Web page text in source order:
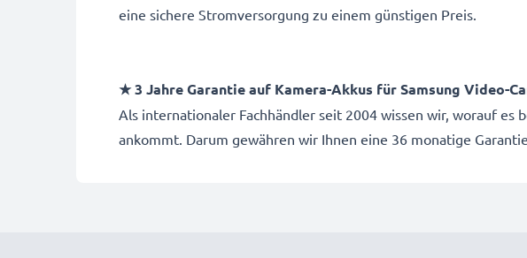
eine sichere Stromversorgung zu einem günstigen Preis.
★ 3 Jahre Garantie auf Kamera-Akkus für Samsung Video-
Als internationaler Fachhändler seit 2004 wissen wir, worauf
ankommt. Darum gewähren wir Ihnen eine 36 monatige